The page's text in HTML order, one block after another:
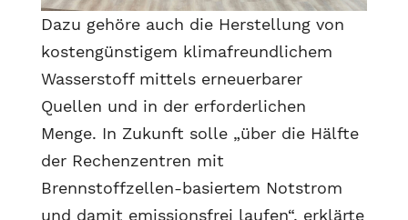
Dazu gehöre auch die Herstellung von
kostengünstigem klimafreundlichem
Wasserstoff mittels erneuerbarer
Quellen und in der erforderlichen
Menge. In Zukunft solle „über die Hälfte
der Rechenzentren mit
Brennstoffzellen-basiertem Notstrom
und damit emissionsfrei laufen“, erklärte